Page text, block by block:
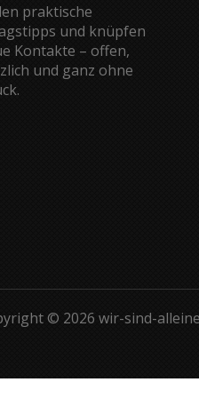
praktische
und knüpfen
Kontakte – offen,
und ganz ohne
© 2026 wir-sind-